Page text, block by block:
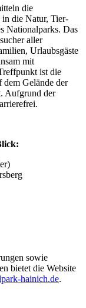
die
in die Natur, Tier-
Nationalparks. Das
aller
Urlaubsgäste
mit
ist die
Gelände der
Aufgrund der
sowie
bietet die Website
hainich.de.